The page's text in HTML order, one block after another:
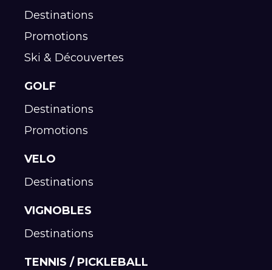
Destinations
Promotions
Ski & Découvertes
GOLF
Destinations
Promotions
VELO
Destinations
VIGNOBLES
Destinations
TENNIS / PICKLEBALL